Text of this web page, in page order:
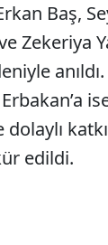
Baş,
Zekeriya
edildi.